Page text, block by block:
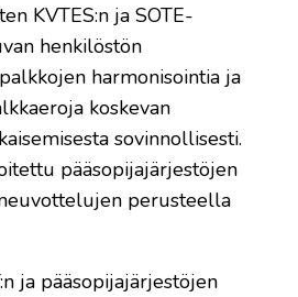
KVTES:n ja SOTE-
henkilöstön
harmonisointia ja
koskevan
sovinnollisesti.
pääsopijajärjestöjen
perusteella
ja pääsopijajärjestöjen